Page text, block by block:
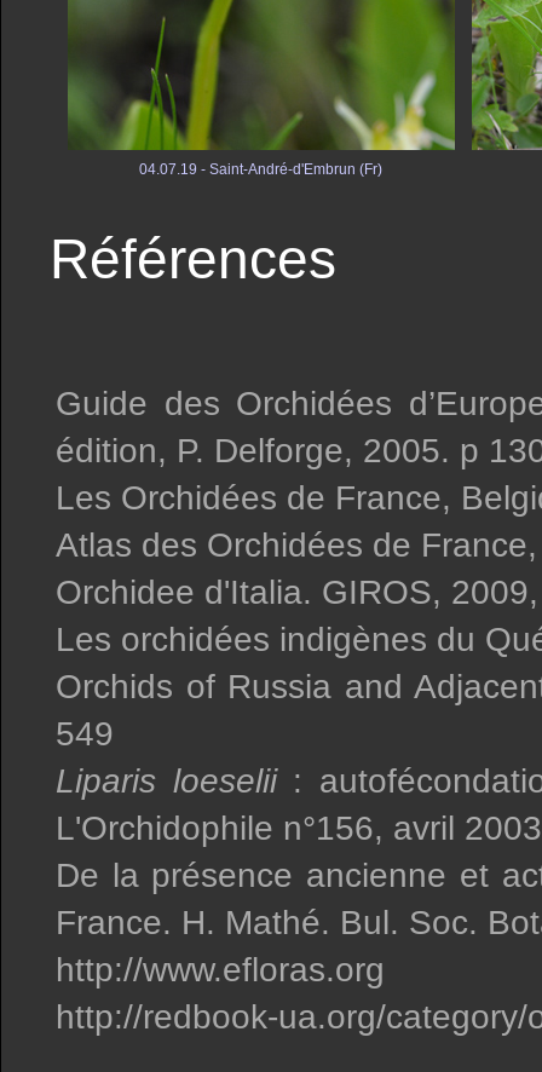
04.07.19 - Saint-André-d'Embrun (Fr)
Références
Guide des Orchidées
édition, P. Delforge, 2005. p
Les Orchidées de France,
Atlas des Orchidées de
Orchidee d'Italia. GIROS,
Les orchidées indigènes du
Orchids of Russia and
549
Liparis loeselii:
L'Orchidophile n°156, avril
De la présence ancienne et
France. H. Mathé. Bul. Soc.
http://www.efloras.org
http://redbook-ua.org/category/